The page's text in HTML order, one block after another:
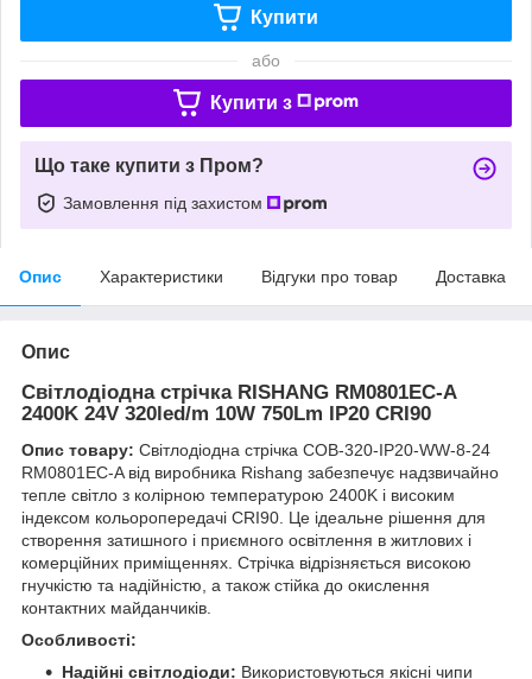
Купити
або
Купити з
Що таке купити з Пром?
Замовлення під захистом
Опис Характеристики Відгуки про товар Доставка
Опис
Світлодіодна стрічка RISHANG RM0801EC-A
2400K 24V 320led/m 10W 750Lm IP20 CRI90
Опис товару: Світлодіодна стрічка COB-320-IP20-WW-8-24
RM0801EC-A від виробника Rishang забезпечує надзвичайно
тепле світло з колірною температурою 2400K і високим
індексом кольоропередачі CRI90. Це ідеальне рішення для
створення затишного і приємного освітлення в житлових і
комерційних приміщеннях. Стрічка відрізняється високою
гнучкістю та надійністю, а також стійка до окислення
контактних майданчиків.
Особливості:
Надійні світлодіоди: Використовуються якісні чипи